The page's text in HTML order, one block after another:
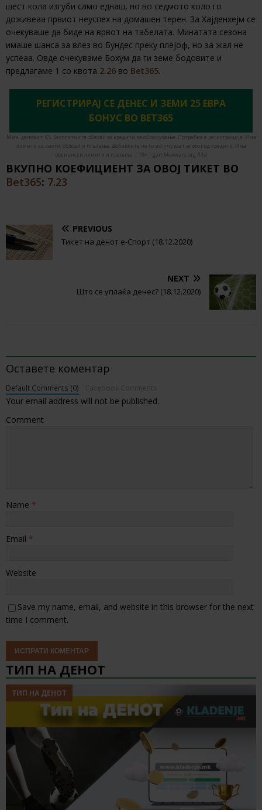
шест кола изгуби само еднаш, но во седмото коло го
доживеаа првиот неуспех на домашен терен. За Хајденхејм се
очекуваше да биде на врвот на табелата. Минатата сезона
имаше шанса за влез во Бундес преку плејоф, но за жал не
успеаа. Овде очекуваме Бохум да ги земе бодовите и
предлагаме 1 со квота 2.26 во Bet365.
РЕГИСТРИРАЈ СЕ ДЕНЕС И ЗЕМИ 25 ЕВРА
БОНУС ВО BET365
Мин. депозит: €5. Бесплатните облози се кредити за обложување. Потребна е регистрација. Има
лимити за квоти, облози и плаќање. Добивките не го вклучуваат влогот од кредити. Има
временски лимити и правила. | 18+ | gambleaware.org #Ad
ВКУПНО КОЕФИЦИЕНТ ЗА ОВОЈ ТИКЕТ ВО
Bet365: 7.23
PREVIOUS
Тикет на денот е-Спорт (18.12.2020)
NEXT
Што се уплаќа денес? (18.12.2020)
Оставете коментар
Default Comments (0)
Your email address will not be published.
Comment
Name *
Email *
Website
Save my name, email, and website in this browser for the next
time I comment.
ТИП НА ДЕНОТ
ТИП НА ДЕНОТ